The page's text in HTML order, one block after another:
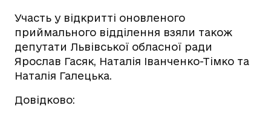
Участь у відкритті оновленого
приймального відділення взяли також
депутати Львівської обласної ради
Ярослав Гасяк, Наталія Іванченко-Тімко та
Наталія Галецька.
Довідково: